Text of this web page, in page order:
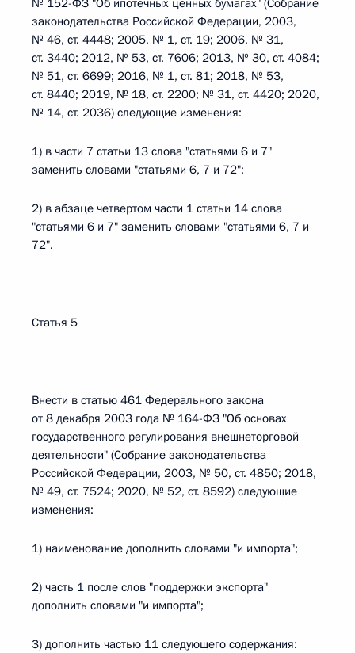
№ 152-ФЗ "Об ипотечных ценных бумагах" (Собрание
законодательства Российской Федерации, 2003,
№ 46, ст. 4448; 2005, № 1, ст. 19; 2006, № 31,
ст. 3440; 2012, № 53, ст. 7606; 2013, № 30, ст. 4084;
№ 51, ст. 6699; 2016, № 1, ст. 81; 2018, № 53,
ст. 8440; 2019, № 18, ст. 2200; № 31, ст. 4420; 2020,
№ 14, ст. 2036) следующие изменения:
1) в части 7 статьи 13 слова "статьями 6 и 7"
заменить словами "статьями 6, 7 и 72";
2) в абзаце четвертом части 1 статьи 14 слова
"статьями 6 и 7" заменить словами "статьями 6, 7 и
72".
Статья 5
Внести в статью 461 Федерального закона
от 8 декабря 2003 года № 164-ФЗ "Об основах
государственного регулирования внешнеторговой
деятельности" (Собрание законодательства
Российской Федерации, 2003, № 50, ст. 4850; 2018,
№ 49, ст. 7524; 2020, № 52, ст. 8592) следующие
изменения:
1) наименование дополнить словами "и импорта";
2) часть 1 после слов "поддержки экспорта"
дополнить словами "и импорта";
3) дополнить частью 11 следующего содержания: